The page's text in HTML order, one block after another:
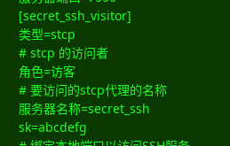
[secret_ssh_visitor]
类型=stcp
# stcp 的访问者
角色=访客
# 要访问的stcp代理的名称
服务器名称=secret_ssh
sk=abcdefg